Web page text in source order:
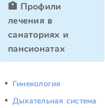
🏥 Профили
лечения в
санаториях и
пансионатах
Гинекология
Дыхательная система